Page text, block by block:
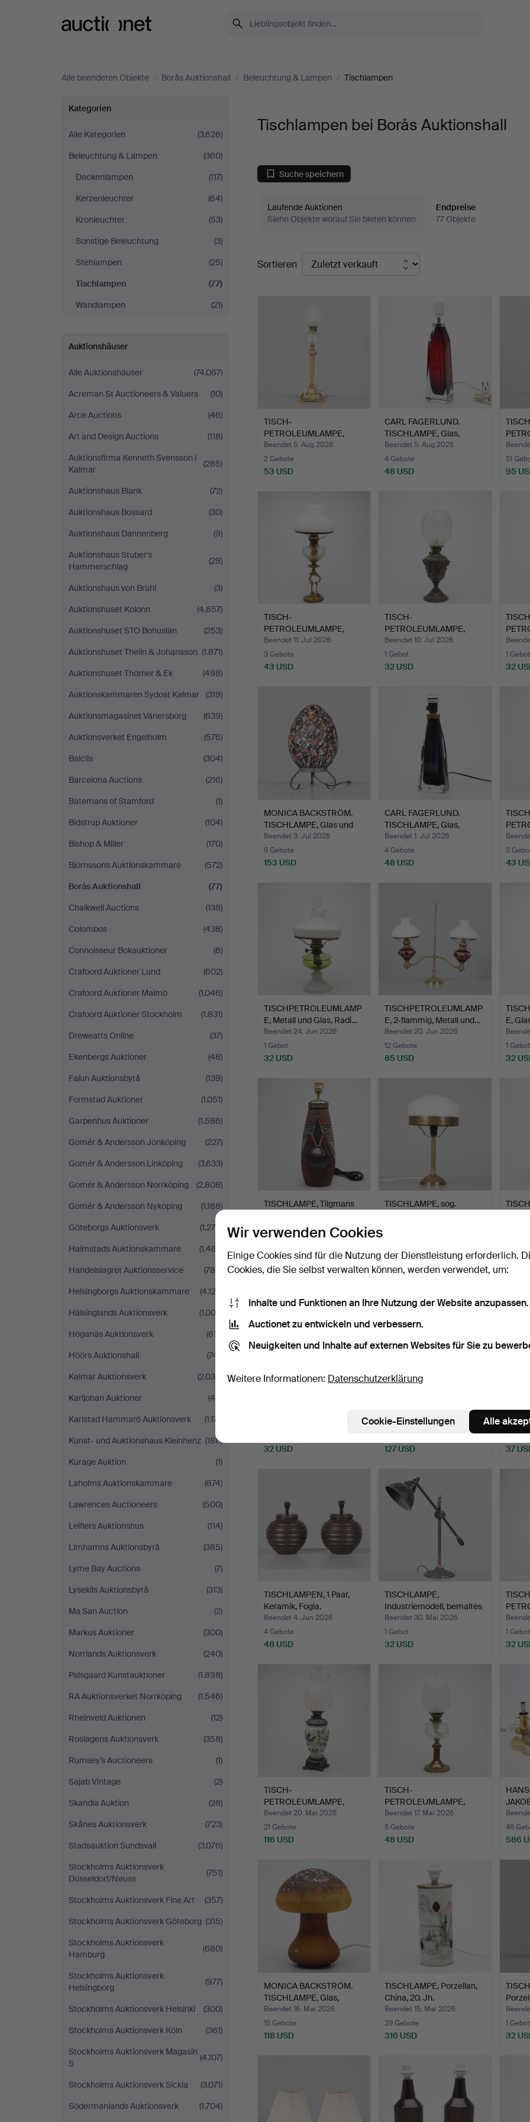
Alle beendeten Objekte / Borås Auktionshall / Beleuchtung & Lampen / Tischlampen
Tischlampen
bei
Borås
Auktionshall
Kategorien
Alle Kategorien
(3.626)
Beleuchtung & Lampen
(360)
Deckenlampen
(117)
Kerzenleuchter
(64)
Kronleuchter
(53)
Sonstige Beleuchtung
(3)
Stehlampen
(25)
Tischlampen
(77)
Wandlampen
(21)
Auktionshäuser
Alle Auktionshäuser
(74.067)
Acreman St Auctioneers & Valuers
(10)
Arce Auctions
(46)
Art and Design Auctions
(118)
Auktionsfirma Kenneth Svensson i
Kalmar
(285)
Auktionshaus Blank
(72)
Auktionshaus Bossard
(30)
Auktionshaus Dannenberg
(9)
Auktionshaus Stuber's
Hammerschlag
(29)
Auktionshaus von Brühl
(3)
Auktionshuset Kolonn
(4.857)
Auktionshuset STO Bohuslän
(253)
Auktionshuset Thelin & Johansson (1.871)
Auktionshuset Thörner & Ek
(498)
Auktionskammaren Sydost Kalmar
(319)
Auktionsmagasinet Vänersborg
(639)
Auktionsverket Engelholm
(576)
Balclis
(304)
Barcelona Auctions
(216)
Batemans of Stamford
(1)
Bidstrup Auktioner
(104)
Bishop & Miller
(170)
Björnssons Auktionskammare
(572)
Borås Auktionshall
(77)
Chalkwell Auctions
(138)
Colombos
(438)
Connoisseur Bokauktioner
(6)
Crafoord Auktioner Lund
(602)
Crafoord Auktioner Malmö
(1.046)
Crafoord Auktioner Stockholm
(1.831)
Dreweatts Online
(37)
Ekenbergs Auktioner
(48)
Falun Auktionsbyrå
(139)
Formstad Auktioner
(1.051)
Garpenhus Auktioner
(1.586)
Gomér & Andersson Jönköping
(227)
Gomér & Andersson Linköping
(3.633)
Gomér & Andersson Norrköping
(2.808)
Gomér & Andersson Nyköping
(1.188)
Göteborgs Auktionsverk
(1.276)
Halmstads Auktionskammare
(1.467)
Handelslagret Auktionsservice
(786)
Helsingborgs Auktionskammare
(4.123)
Hälsinglands Auktionsverk
(1.003)
Höganäs Auktionsverk
(617)
Höörs Auktionshall
(741)
Kalmar Auktionsverk
(2.036)
Karljohan Auktioner
(46)
Karlstad Hammarö Auktionsverk
(1.171)
Kunst- und Auktionshaus Kleinhenz (188)
Kurage Auktion
(1)
Laholms Auktionskammare
(874)
Lawrences Auctioneers
(500)
Leiflers Auktionshus
(114)
Limhamns Auktionsbyrå
(385)
Lyme Bay Auctions
(7)
Lysekils Auktionsbyrå
(313)
Ma San Auction
(2)
Markus Auktioner
(300)
Norrlands Auktionsverk
(240)
Palsgaard Kunstauktioner
(1.898)
RA Auktionsverket Norrköping
(1.546)
Rheinveld Auktionen
(12)
Roslagens Auktionsverk
(358)
Rumsey’s Auctioneers
(1)
Sajab Vintage
(2)
Skandia Auktion
(28)
Skånes Auktionsverk
(723)
Stadsauktion Sundsvall
(3.076)
Stockholms Auktionsverk
Düsseldorf/Neuss
(751)
Stockholms Auktionsverk Fine Art
(357)
Stockholms Auktionsverk Göteborg (315)
Stockholms Auktionsverk
Hamburg
(680)
Stockholms Auktionsverk
Helsingborg
(977)
Stockholms Auktionsverk Helsinki
(300)
Stockholms Auktionsverk Köln
(361)
Stockholms Auktionsverk Magasin
5
(4.107)
Stockholms Auktionsverk Sickla
(3.071)
Södermanlands Auktionsverk
(1.704)
Tischlampen bei Borås Auktionshall
Suche speichern
Laufende Auktionen
Siehe Objekte worauf Sie bieten können
Endpreise
77 Objekte
Endpreise
Sortieren
TISCH-
PETROLEUMLAMPE,
elektrifiziert, erst…
Beendet 5. Aug 2026
2 Gebote
53 USD
CARL FAGERLUND.
TISCHLAMPE, Glas,
Orrefors.
Beendet 5. Aug 2026
4 Gebote
48 USD
Glas/
13
95
TISCH-
PETROLEUMLAMPE,
Metall und Glas.
Beendet 11. Jul 2026
3 Gebote
43 USD
TISCH-
PETROLEUMLAMPE,
Metall und Glas.
Beendet 10. Jul 2026
1 Gebot
32 USD
1 Gebot
32
MONICA BACKSTRÖM.
TISCHLAMPE, Glas und
Met…
Beendet 3. Jul 2026
9 Gebote
153 USD
CARL FAGERLUND.
TISCHLAMPE, Glas,
Orrefors.
Beendet 1. Jul 2026
4 Gebote
48 USD
3
43
TISCHPETROLEUMLAMP
E, Metall und Glas, Radi…
Beendet 24. Jun 2026
1 Gebot
32 USD
TISCHPETROLEUMLAMP
E, 2-flammig, Metall und…
Beendet 20. Jun 2026
12 Gebote
85 USD
E,
1 Gebot
32
TISCHLAMPE, Tilgmans
Beendet 15. Jun 2026
32 USD
TISCHLAMPE, sog.
32 USD 1.125
32 USD
Beendet 5. Jun 2026
127 USD
Metall,
2
37
TISCHLAMPEN, 1 Paar,
Keramik, Fogia.
Beendet 4. Jun 2026
4 Gebote
48 USD
TISCHLAMPE,
Industriemodell, bemaltes
Meta…
Beendet 30. Mai 2026
1 Gebot
32 USD
Metall
1 Gebot
32
TISCH-
PETROLEUMLAMPE,
Keramik, Metall sowi…
Beendet 20. Mai 2026
21 Gebote
116 USD
TISCH-
PETROLEUMLAMPE,
Kosmos Brenner.
Beendet 17. Mai 2026
5 Gebote
48 USD
46
586
MONICA BACKSTRÖM.
TISCHLAMPE, Glas,
"Svamp…
Beendet 16. Mai 2026
15 Gebote
118 USD
TISCHLAMPE, Porzellan,
China, 20. Jh.
Beendet 15. Mai 2026
29 Gebote
316 USD
1 Gebot
32
Wir verwenden Cookies
Einige Cookies sind für die Nutzung der Dienstleistung erforderlich.
Cookies, die Sie selbst verwalten können, werden verwendet, um:
Inhalte und Funktionen an Ihre Nutzung der Website anzupassen.
Auctionet zu entwickeln und verbessern.
Neuigkeiten und Inhalte auf externen Websites für Sie zu
Weitere Informationen: Datenschutzerklärung
Cookie-Einstellungen Alle